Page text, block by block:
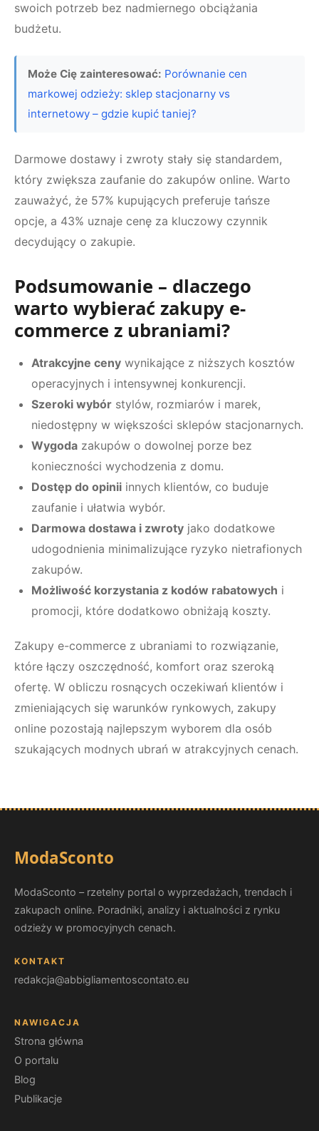
swoich potrzeb bez nadmiernego obciążania
budżetu.
Może Cię zainteresować: Porównanie cen
markowej odzieży: sklep stacjonarny vs
internetowy – gdzie kupić taniej?
Darmowe dostawy i zwroty stały się standardem,
który zwiększa zaufanie do zakupów online. Warto
zauważyć, że 57% kupujących preferuje tańsze
opcje, a 43% uznaje cenę za kluczowy czynnik
decydujący o zakupie.
Podsumowanie – dlaczego
warto wybierać zakupy e-
commerce z ubraniami?
Atrakcyjne ceny wynikające z niższych kosztów
operacyjnych i intensywnej konkurencji.
Szeroki wybór stylów, rozmiarów i marek,
niedostępny w większości sklepów stacjonarnych.
Wygoda zakupów o dowolnej porze bez
konieczności wychodzenia z domu.
Dostęp do opinii innych klientów, co buduje
zaufanie i ułatwia wybór.
Darmowa dostawa i zwroty jako dodatkowe
udogodnienia minimalizujące ryzyko nietrafionych
zakupów.
Możliwość korzystania z kodów rabatowych i
promocji, które dodatkowo obniżają koszty.
Zakupy e-commerce z ubraniami to rozwiązanie,
które łączy oszczędność, komfort oraz szeroką
ofertę. W obliczu rosnących oczekiwań klientów i
zmieniających się warunków rynkowych, zakupy
online pozostają najlepszym wyborem dla osób
szukających modnych ubrań w atrakcyjnych cenach.
ModaSconto
ModaSconto – rzetelny portal o wyprzedażach, trendach i
zakupach online. Poradniki, analizy i aktualności z rynku
odzieży w promocyjnych cenach.
KONTAKT
redakcja@abbigliamentoscontato.eu
NAWIGACJA
Strona główna
O portalu
Blog
Publikacje